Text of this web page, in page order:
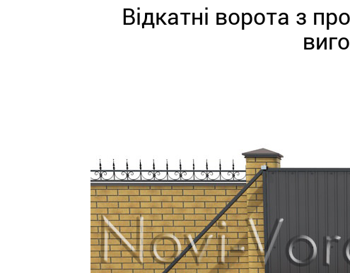
Відкатні ворота з